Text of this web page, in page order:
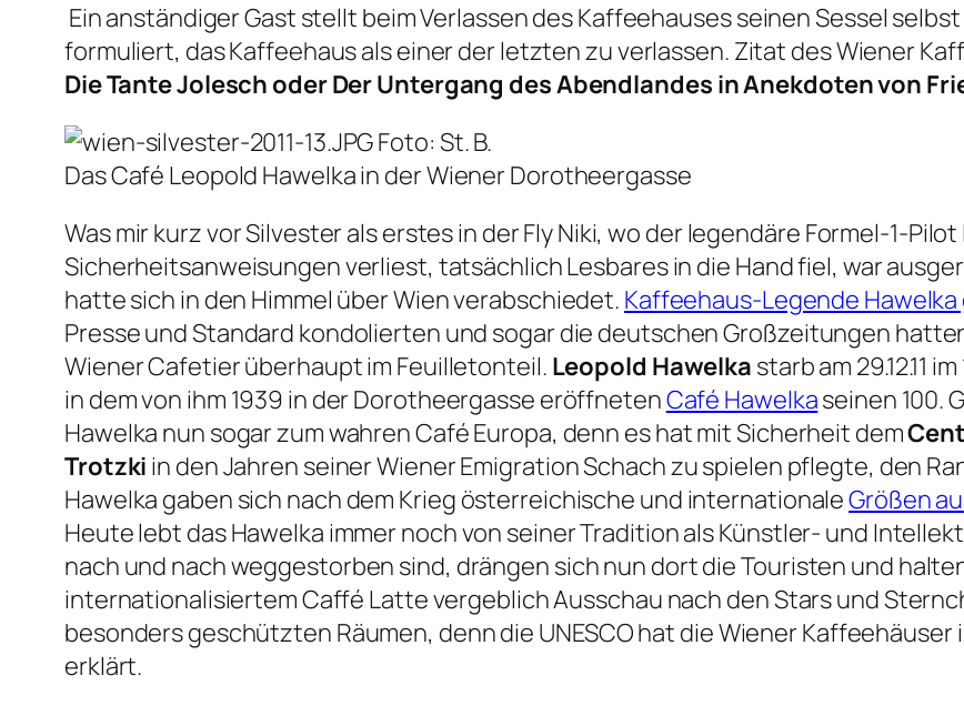
 Ein anständiger Gast stellt beim Verlassen des Kaffeehauses seinen Sessel
formuliert, das Kaffeehaus als einer der letzten zu verlassen. Zitat des Wiener
Die Tante Jolesch oder Der Untergang des Abendlandes in Anekdoten von
Foto: St. B.
Das Café Leopold Hawelka in der Wiener Dorotheergasse
Was mir kurz vor Silvester als erstes in der Fly Niki, wo der legendäre Formel-1-
Sicherheitsanweisungen verliest, tatsächlich Lesbares in die Hand fiel, war
hatte sich in den Himmel über Wien verabschiedet. Kaffeehaus-Legende Hawelka
Presse und Standard kondolierten und sogar die deutschen Großzeitungen
Wiener Cafetier überhaupt im Feuilletonteil. Leopold Hawelka starb am 29.12.11
in dem von ihm 1939 in der Dorotheergasse eröffnetenCafé Hawelkaseinen 100.
Hawelka nun sogar zum wahren Café Europa, denn es hat mit Sicherheit dem
Trotzki in den Jahren seiner Wiener Emigration Schach zu spielen pflegte, den
Hawelka gaben sich nach dem Krieg österreichische und internationaleGrößen
Heute lebt das Hawelka immer noch von seiner Tradition als Künstler- und
nach und nach weggestorben sind, drängen sich nun dort die Touristen und
internationalisiertem Caffé Latte vergeblich Ausschau nach den Stars und
besonders geschützten Räumen, denn die UNESCO hat die Wiener Kaffeehäuser
erklärt.